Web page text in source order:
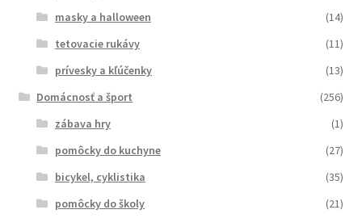
masky a halloween
(14)
tetovacie rukávy
(11)
prívesky a kľúčenky
(13)
Domácnosť a šport
(256)
zábava hry
(1)
pomôcky do kuchyne
(27)
bicykel, cyklistika
(35)
pomôcky do školy
(21)